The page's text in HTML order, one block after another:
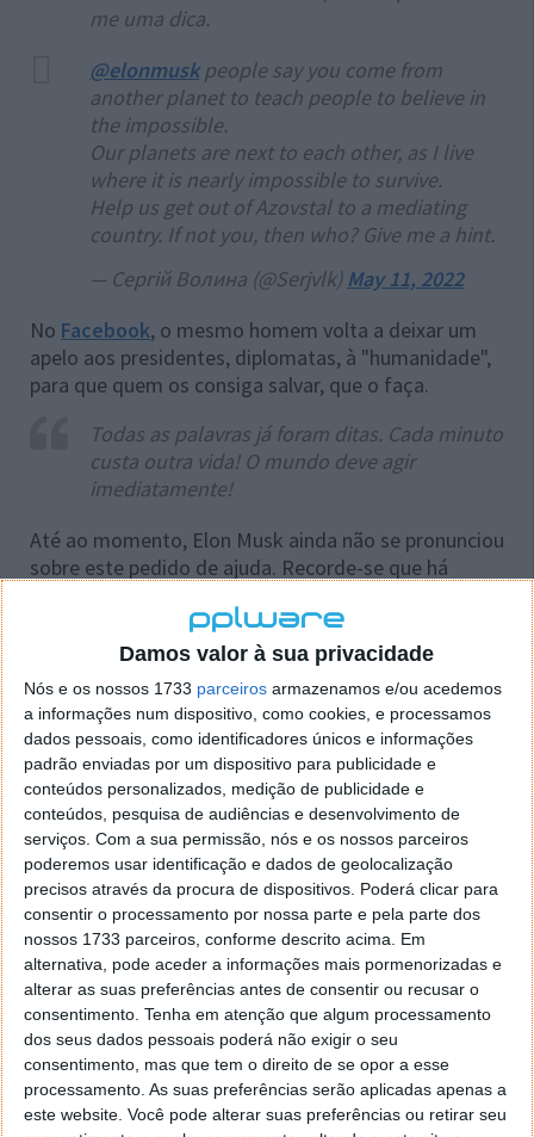
Damos valor à sua privacidade
Nós e os nossos 1733 parceiros armazenamos e/ou acedemos
a informações num dispositivo, como cookies, e processamos
dados pessoais, como identificadores únicos e informações
padrão enviadas por um dispositivo para publicidade e
conteúdos personalizados, medição de publicidade e
conteúdos, pesquisa de audiências e desenvolvimento de
serviços. Com a sua permissão, nós e os nossos parceiros
poderemos usar identificação e dados de geolocalização
precisos através da procura de dispositivos. Poderá clicar para
consentir o processamento por nossa parte e pela parte dos
nossos 1733 parceiros, conforme descrito acima. Em
alternativa, pode aceder a informações mais pormenorizadas e
alterar as suas preferências antes de consentir ou recusar o
consentimento. Tenha em atenção que algum processamento
dos seus dados pessoais poderá não exigir o seu
consentimento, mas que tem o direito de se opor a esse
processamento. As suas preferências serão aplicadas apenas a
este website. Você pode alterar suas preferências ou retirar seu
me uma dica.
@elonmuskpeople say you come from
another planet to teach people to believe in
the impossible.
Our planets are next to each other, as I live
where it is nearly impossible to survive.
Help us get out of Azovstal to a mediating
country. If not you, then who? Give me a hint.
— Сергій Волина (@Serjvlk) May 11, 2022
No Facebook, o mesmo homem volta a deixar um
apelo aos presidentes, diplomatas, à "humanidade",
para que quem os consiga salvar, que o faça.
Todas as palavras já foram ditas. Cada minuto
custa outra vida! O mundo deve agir
imediatamente!
Até ao momento, Elon Musk ainda não se pronunciou
sobre este pedido de ajuda. Recorde-se que há
que poderia estar sob ameaça de morte: "se eu
morrer em circunstâncias misteriosas, foi bom
conhecê-lo", escreveu ele, partilhando posteriormente
a mensagem de Rogozin, chefe da agência espacial
russa Roscosmos, onde dizia que Elon Musk estava
diretamente envolvido no fornecimento de
equipamento Startlink para comunicação militar das
forças ucranianas e que teria que ser
"responsabilizado como um adulto".
Este artigo tem mais de um ano
Acompanhe o Pplware no Google Notícias
Proponha uma correção, faça uma sugestão